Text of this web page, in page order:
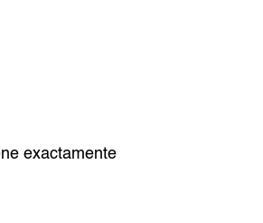
exactamente